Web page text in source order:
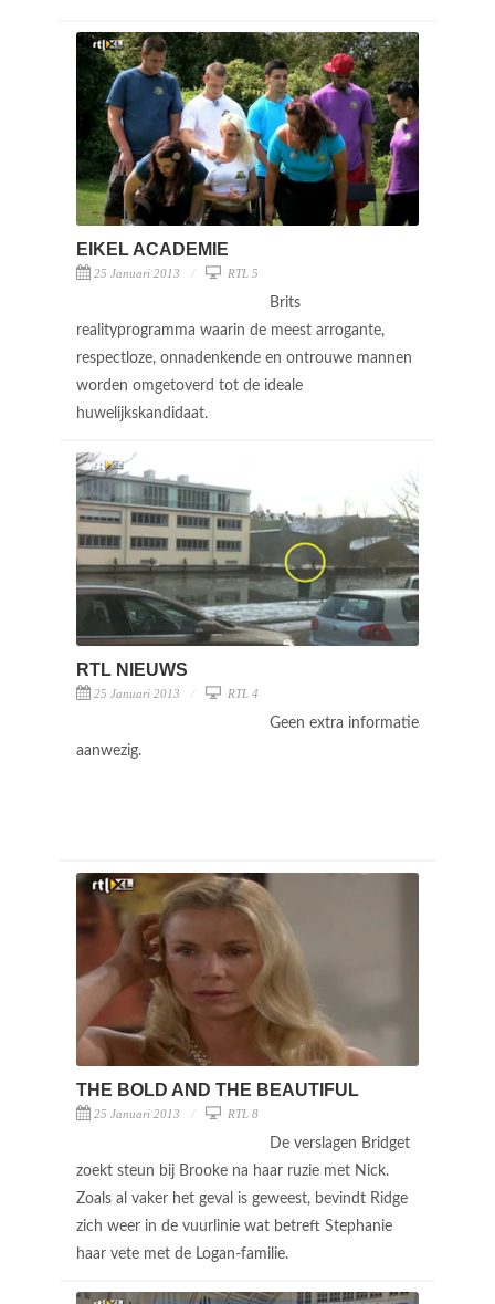
EIKEL ACADEMIE
25 Januari 2013 RTL 5
Brits
realityprogramma waarin de meest arrogante,
respectloze, onnadenkende en ontrouwe mannen
worden omgetoverd tot de ideale
huwelijkskandidaat.
RTL NIEUWS
25 Januari 2013 RTL 4
Geen extra informatie
aanwezig.
THE BOLD AND THE BEAUTIFUL
25 Januari 2013 RTL 8
De verslagen Bridget
zoekt steun bij Brooke na haar ruzie met Nick.
Zoals al vaker het geval is geweest, bevindt Ridge
zich weer in de vuurlinie wat betreft Stephanie
haar vete met de Logan-familie.